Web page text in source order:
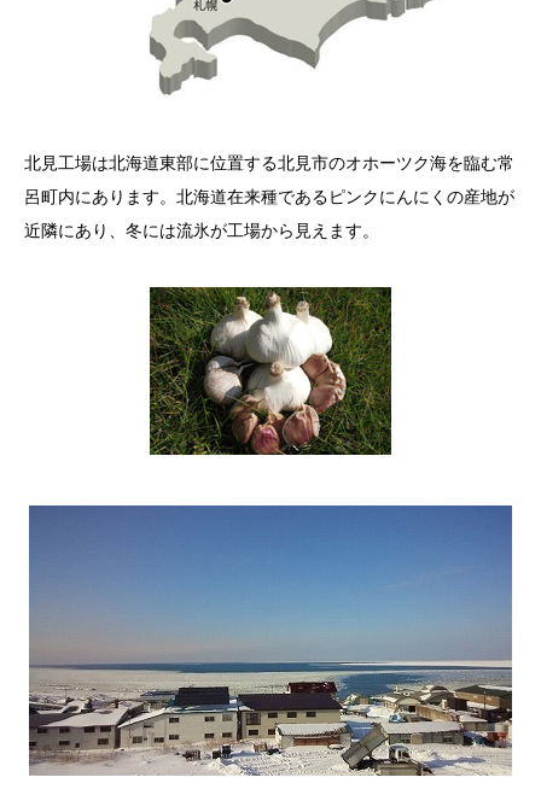
北見工場は北海道東部に位置する北見市のオホーツク海を臨む常
呂町内にあります。北海道在来種であるピンクにんにくの産地が
近隣にあり、冬には流氷が工場から見えます。